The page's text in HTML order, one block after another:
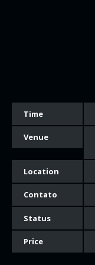
Time
Venue
Location
Contato
Status
Price